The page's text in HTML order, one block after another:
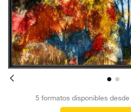
5 formatos disponibles desde